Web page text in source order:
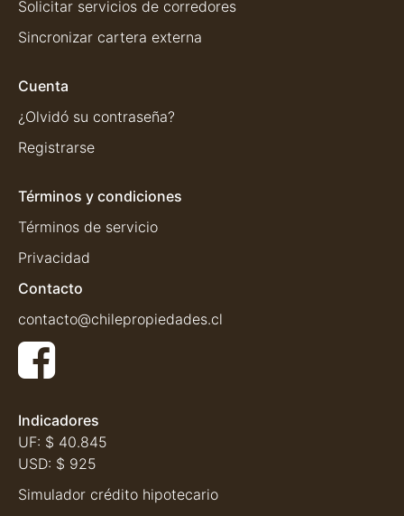
Solicitar servicios de corredores
Sincronizar cartera externa
Cuenta
¿Olvidó su contraseña?
Registrarse
Términos y condiciones
Términos de servicio
Privacidad
Contacto
contacto@chilepropiedades.cl
Indicadores
UF: $ 40.845
USD: $ 925
Simulador crédito hipotecario